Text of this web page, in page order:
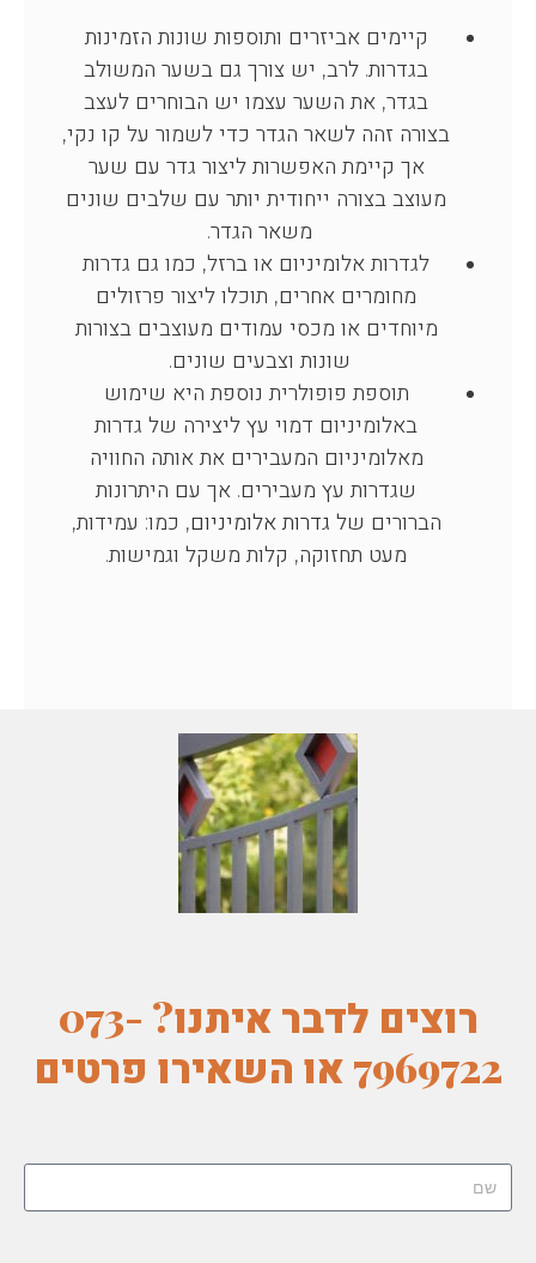
קיימים אביזרים ותוספות שונות הזמינות
בגדרות. לרב, יש צורך גם בשער המשולב
בגדר, את השער עצמו יש הבוחרים לעצב
בצורה זהה לשאר הגדר כדי לשמור על קו נקי,
אך קיימת האפשרות ליצור גדר עם שער
מעוצב בצורה ייחודית יותר עם שלבים שונים
משאר הגדר.
לגדרות אלומיניום או ברזל, כמו גם גדרות
מחומרים אחרים, תוכלו ליצור פרזולים
מיוחדים או מכסי עמודים מעוצבים בצורות
שונות וצבעים שונים.
תוספת פופולרית נוספת היא שימוש
באלומיניום דמוי עץ ליצירה של גדרות
מאלומיניום המעבירים את אותה החוויה
שגדרות עץ מעבירים. אך עם היתרונות
הברורים שלגדרות אלומיניום, כמו: עמידות,
מעט תחזוקה, קלות משקל וגמישות.
רוצים לדבר איתנו? 073-
7969722 או השאירו פרטים